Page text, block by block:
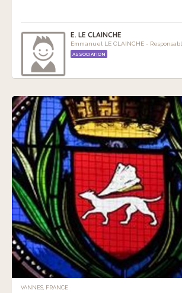
E. LE CLAINCHE
Emmanuel LE CLAINCHE -
ASSOCIATION
VANNES, FRANCE